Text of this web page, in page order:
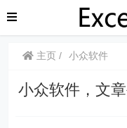
主页 小众软件
小众软件，文